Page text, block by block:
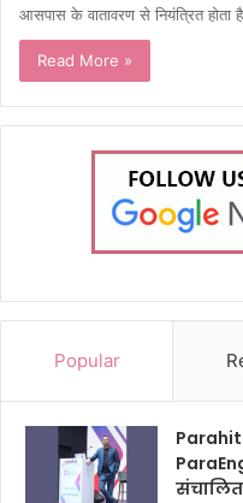
आसपास के वातावरण से नियंत्रित होता
Read More »
Popular
संचालित